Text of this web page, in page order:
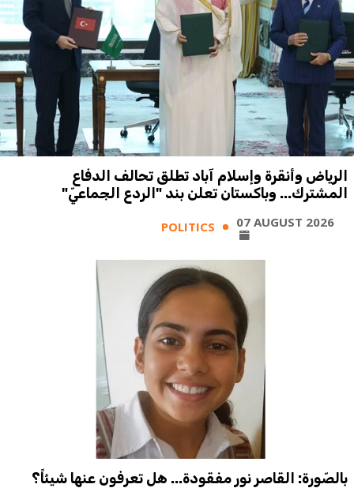
الرياض وأنقرة وإسلام آباد تطلق تحالف الدفاع
المشترك... وباكستان تعلن بند "الردع الجماعيّ"
POLITICS 07 AUGUST 2026
بالصّورة: القاصر نور مفقودة... هل تعرفون عنها شيئاً؟